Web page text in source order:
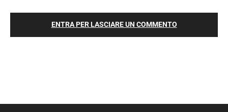
ENTRA PER LASCIARE UN COMMENTO